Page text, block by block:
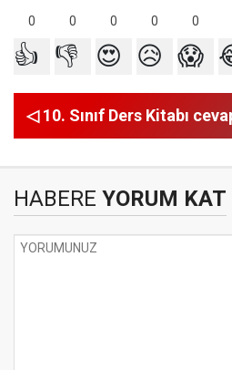
0 0 0 0 0
👍 👎 😍 😥 😱
◁ 10. Sınıf Ders Kitabı
HABERE YORUM KAT